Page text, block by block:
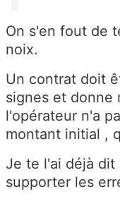
On s'en fout de
noix.
Un contrat doit
signes et donne
l'opérateur n'a
montant initial ,
Je te l'ai déjà dit
supporter les